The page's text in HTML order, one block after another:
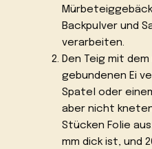
Backpulver und
verarbeiten.
Den Teig mit
gebundenen Ei
Spatel oder
aber nicht
Stücken Folie
mm dick ist, und